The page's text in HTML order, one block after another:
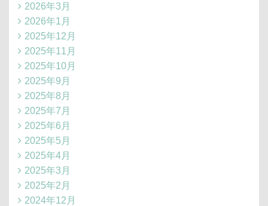
2026年3月
2026年1月
2025年12月
2025年11月
2025年10月
2025年9月
2025年8月
2025年7月
2025年6月
2025年5月
2025年4月
2025年3月
2025年2月
2024年12月